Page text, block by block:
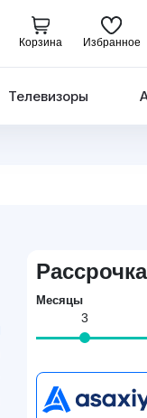
Корзина Избранное
Телевизоры
Месяцы
3